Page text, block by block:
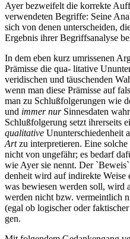
Ayer bezweifelt die korrekte
verwendeten Begriffe: Seine
sich von denen unterscheiden,
Ergebnis ihrer Begriffsanalyse
In dem eben kurz umrissenen
Prämisse die qua- litative
veridischen und täuschenden
wenn man diese Prämisse auf
man zu Schlußfolgerungen wie
und immer nurSinnesdaten
Schlußfolgerung setzt ihrerseits
qualitative Ununterschiedenheit
Artzu interpretieren. Eine
nicht von ungefähr; es bedarf
wie Ayer sie nennt. Der
denheit wird auf indirekte Weise
was bewiesen werden soll, wird
werden nicht bzw. vermeintlich
(egal ob logischer oder
gen.